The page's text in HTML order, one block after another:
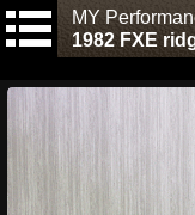
MY
1982 FXE